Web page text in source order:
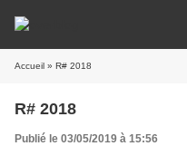
Accueil » R# 2018
R# 2018
Publié le 03/05/2019 à 15:56